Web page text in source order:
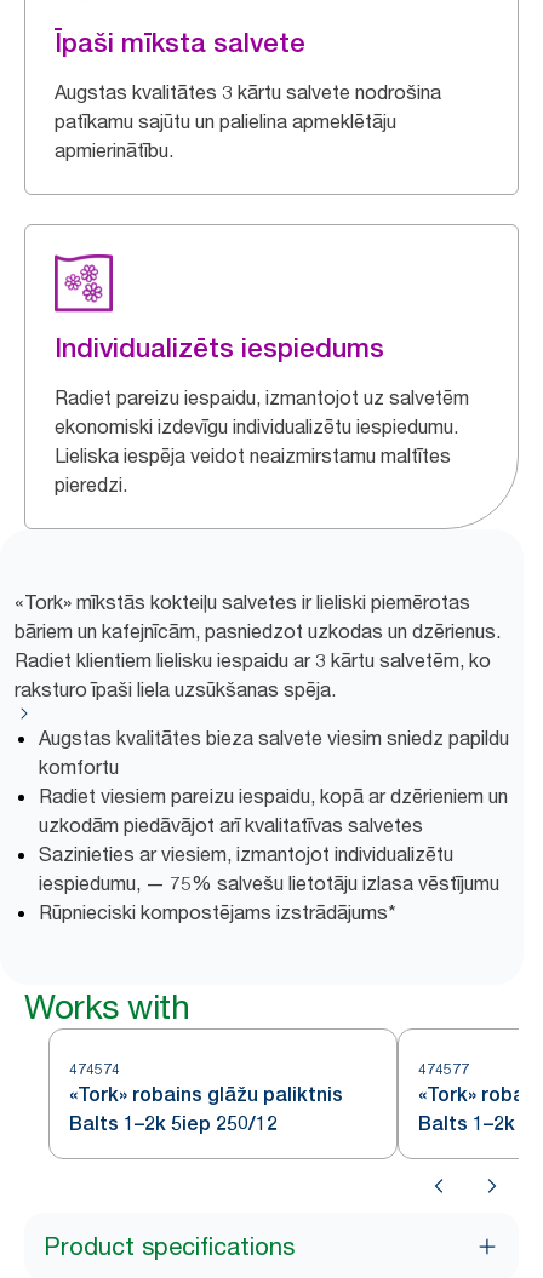
Īpaši mīksta salvete
Augstas kvalitātes 3 kārtu salvete nodrošina
patīkamu sajūtu un palielina apmeklētāju
apmierinātību.
Individualizēts iespiedums
Radiet pareizu iespaidu, izmantojot uz salvetēm
ekonomiski izdevīgu individualizētu iespiedumu.
Lieliska iespēja veidot neaizmirstamu maltītes
pieredzi.
«Tork» mīkstās kokteiļu salvetes ir lieliski piemērotas
bāriem un kafejnīcām, pasniedzot uzkodas un dzērienus.
Radiet klientiem lielisku iespaidu ar 3 kārtu salvetēm, ko
raksturo īpaši liela uzsūkšanas spēja.
Augstas kvalitātes bieza salvete viesim sniedz papildu
komfortu
Radiet viesiem pareizu iespaidu, kopā ar dzērieniem un
uzkodām piedāvājot arī kvalitatīvas salvetes
Sazinieties ar viesiem, izmantojot individualizētu
iespiedumu, — 75% salvešu lietotāju izlasa vēstījumu
Rūpnieciski kompostējams izstrādājums*
Works with
474574
«Tork» robains glāžu paliktnis
Balts 1–2k 5iep 250/12
474577
«Tork»
Balts 1–2k
Product specifications